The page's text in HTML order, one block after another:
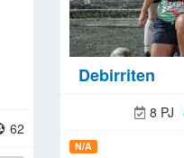
62
Debirriten
8 PJ
N/A